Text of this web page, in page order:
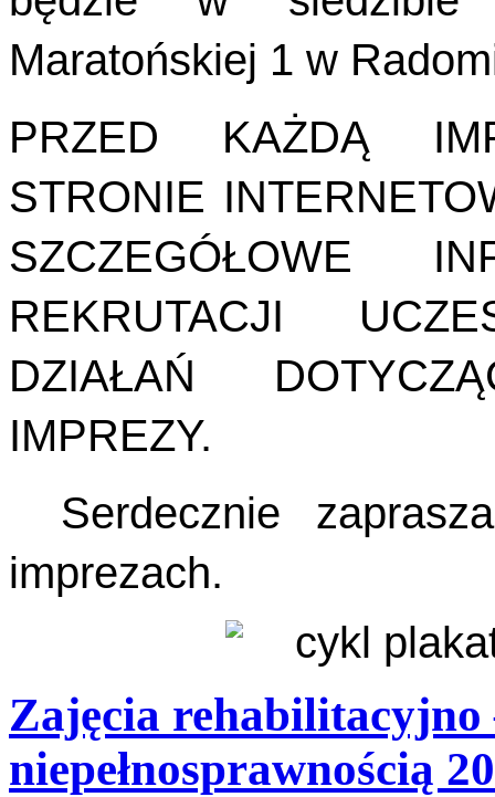
Maratońskiej 1 w
PRZED KAŻDĄ
STRONIE
SZCZEGÓŁOWE
REKRUTACJI
DZIAŁAŃ
IMPREZY.
Serdecznie
imprezach.
Zajęcia rehabilitacyjno
niepełnosprawnością